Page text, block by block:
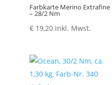
Farbkarte Merino Extrafine
– 28/2 Nm
€19,20 inkl. Mwst.